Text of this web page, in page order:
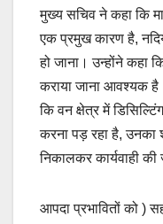
मुख्य सचिव ने कहा कि
एक प्रमुख कारण है,
हो जाना। उन्होंने कहा
कराया जाना आवश्यक है।
कि वन क्षेत्र में
करना पड़ रहा है, उनका
निकालकर कार्यवाही की
आपदा प्रभावितों को )